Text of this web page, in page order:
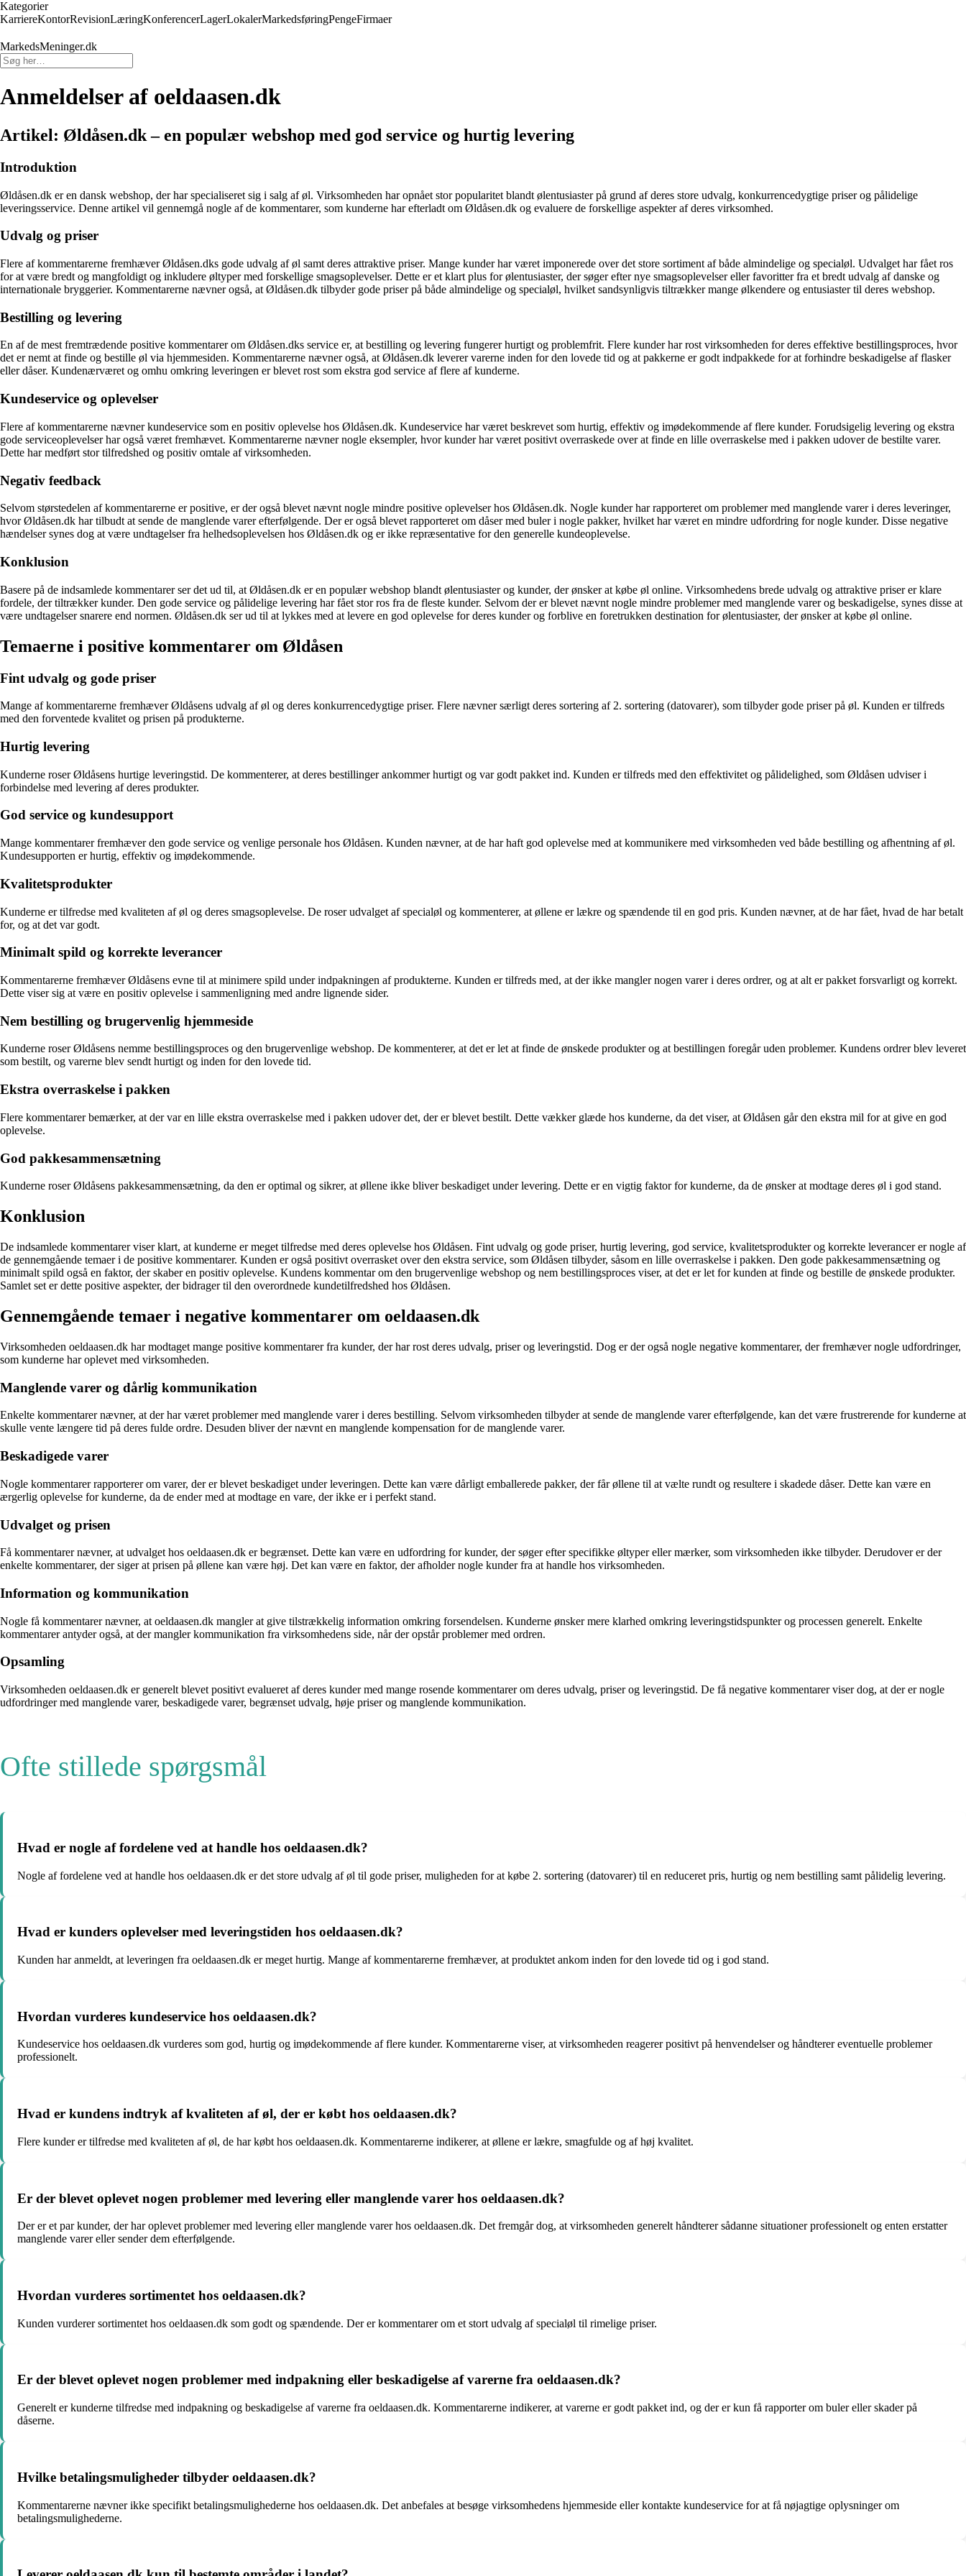
Kategorier
KarriereKontorRevisionLæringKonferencerLagerLokalerMarkedsføringPengeFirmaer
MarkedsMeninger.dk
Anmeldelser af oeldaasen.dk
Artikel: Øldåsen.dk – en populær webshop med god service og hurtig levering
Introduktion
Øldåsen.dk er en dansk webshop, der har specialiseret sig i salg af øl. Virksomheden har opnået stor popularitet blandt ølentusiaster på grund af deres store udvalg, konkurrencedygtige priser og pålidelige
leveringsservice. Denne artikel vil gennemgå nogle af de kommentarer, som kunderne har efterladt om Øldåsen.dk og evaluere de forskellige aspekter af deres virksomhed.
Udvalg og priser
Flere af kommentarerne fremhæver Øldåsen.dks gode udvalg af øl samt deres attraktive priser. Mange kunder har været imponerede over det store sortiment af både almindelige og specialøl. Udvalget har fået ros
for at være bredt og mangfoldigt og inkludere øltyper med forskellige smagsoplevelser. Dette er et klart plus for ølentusiaster, der søger efter nye smagsoplevelser eller favoritter fra et bredt udvalg af danske og
internationale bryggerier. Kommentarerne nævner også, at Øldåsen.dk tilbyder gode priser på både almindelige og specialøl, hvilket sandsynligvis tiltrækker mange ølkendere og entusiaster til deres webshop.
Bestilling og levering
En af de mest fremtrædende positive kommentarer om Øldåsen.dks service er, at bestilling og levering fungerer hurtigt og problemfrit. Flere kunder har rost virksomheden for deres effektive bestillingsproces, hvor
det er nemt at finde og bestille øl via hjemmesiden. Kommentarerne nævner også, at Øldåsen.dk leverer varerne inden for den lovede tid og at pakkerne er godt indpakkede for at forhindre beskadigelse af flasker
eller dåser. Kundenærværet og omhu omkring leveringen er blevet rost som ekstra god service af flere af kunderne.
Kundeservice og oplevelser
Flere af kommentarerne nævner kundeservice som en positiv oplevelse hos Øldåsen.dk. Kundeservice har været beskrevet som hurtig, effektiv og imødekommende af flere kunder. Forudsigelig levering og ekstra
gode serviceoplevelser har også været fremhævet. Kommentarerne nævner nogle eksempler, hvor kunder har været positivt overraskede over at finde en lille overraskelse med i pakken udover de bestilte varer.
Dette har medført stor tilfredshed og positiv omtale af virksomheden.
Negativ feedback
Selvom størstedelen af kommentarerne er positive, er der også blevet nævnt nogle mindre positive oplevelser hos Øldåsen.dk. Nogle kunder har rapporteret om problemer med manglende varer i deres leveringer,
hvor Øldåsen.dk har tilbudt at sende de manglende varer efterfølgende. Der er også blevet rapporteret om dåser med buler i nogle pakker, hvilket har været en mindre udfordring for nogle kunder. Disse negative
hændelser synes dog at være undtagelser fra helhedsoplevelsen hos Øldåsen.dk og er ikke repræsentative for den generelle kundeoplevelse.
Konklusion
Basere på de indsamlede kommentarer ser det ud til, at Øldåsen.dk er en populær webshop blandt ølentusiaster og kunder, der ønsker at købe øl online. Virksomhedens brede udvalg og attraktive priser er klare
fordele, der tiltrækker kunder. Den gode service og pålidelige levering har fået stor ros fra de fleste kunder. Selvom der er blevet nævnt nogle mindre problemer med manglende varer og beskadigelse, synes disse at
være undtagelser snarere end normen. Øldåsen.dk ser ud til at lykkes med at levere en god oplevelse for deres kunder og forblive en foretrukken destination for ølentusiaster, der ønsker at købe øl online.
Temaerne i positive kommentarer om Øldåsen
Fint udvalg og gode priser
Mange af kommentarerne fremhæver Øldåsens udvalg af øl og deres konkurrencedygtige priser. Flere nævner særligt deres sortering af 2. sortering (datovarer), som tilbyder gode priser på øl. Kunden er tilfreds
med den forventede kvalitet og prisen på produkterne.
Hurtig levering
Kunderne roser Øldåsens hurtige leveringstid. De kommenterer, at deres bestillinger ankommer hurtigt og var godt pakket ind. Kunden er tilfreds med den effektivitet og pålidelighed, som Øldåsen udviser i
forbindelse med levering af deres produkter.
God service og kundesupport
Mange kommentarer fremhæver den gode service og venlige personale hos Øldåsen. Kunden nævner, at de har haft god oplevelse med at kommunikere med virksomheden ved både bestilling og afhentning af øl.
Kundesupporten er hurtig, effektiv og imødekommende.
Kvalitetsprodukter
Kunderne er tilfredse med kvaliteten af øl og deres smagsoplevelse. De roser udvalget af specialøl og kommenterer, at øllene er lækre og spændende til en god pris. Kunden nævner, at de har fået, hvad de har betalt
for, og at det var godt.
Minimalt spild og korrekte leverancer
Kommentarerne fremhæver Øldåsens evne til at minimere spild under indpakningen af produkterne. Kunden er tilfreds med, at der ikke mangler nogen varer i deres ordrer, og at alt er pakket forsvarligt og korrekt.
Dette viser sig at være en positiv oplevelse i sammenligning med andre lignende sider.
Nem bestilling og brugervenlig hjemmeside
Kunderne roser Øldåsens nemme bestillingsproces og den brugervenlige webshop. De kommenterer, at det er let at finde de ønskede produkter og at bestillingen foregår uden problemer. Kundens ordrer blev leveret
som bestilt, og varerne blev sendt hurtigt og inden for den lovede tid.
Ekstra overraskelse i pakken
Flere kommentarer bemærker, at der var en lille ekstra overraskelse med i pakken udover det, der er blevet bestilt. Dette vækker glæde hos kunderne, da det viser, at Øldåsen går den ekstra mil for at give en god
oplevelse.
God pakkesammensætning
Kunderne roser Øldåsens pakkesammensætning, da den er optimal og sikrer, at øllene ikke bliver beskadiget under levering. Dette er en vigtig faktor for kunderne, da de ønsker at modtage deres øl i god stand.
Konklusion
De indsamlede kommentarer viser klart, at kunderne er meget tilfredse med deres oplevelse hos Øldåsen. Fint udvalg og gode priser, hurtig levering, god service, kvalitetsprodukter og korrekte leverancer er nogle af
de gennemgående temaer i de positive kommentarer. Kunden er også positivt overrasket over den ekstra service, som Øldåsen tilbyder, såsom en lille overraskelse i pakken. Den gode pakkesammensætning og
minimalt spild også en faktor, der skaber en positiv oplevelse. Kundens kommentar om den brugervenlige webshop og nem bestillingsproces viser, at det er let for kunden at finde og bestille de ønskede produkter.
Samlet set er dette positive aspekter, der bidrager til den overordnede kundetilfredshed hos Øldåsen.
Gennemgående temaer i negative kommentarer om oeldaasen.dk
Virksomheden oeldaasen.dk har modtaget mange positive kommentarer fra kunder, der har rost deres udvalg, priser og leveringstid. Dog er der også nogle negative kommentarer, der fremhæver nogle udfordringer,
som kunderne har oplevet med virksomheden.
Manglende varer og dårlig kommunikation
Enkelte kommentarer nævner, at der har været problemer med manglende varer i deres bestilling. Selvom virksomheden tilbyder at sende de manglende varer efterfølgende, kan det være frustrerende for kunderne at
skulle vente længere tid på deres fulde ordre. Desuden bliver der nævnt en manglende kompensation for de manglende varer.
Beskadigede varer
Nogle kommentarer rapporterer om varer, der er blevet beskadiget under leveringen. Dette kan være dårligt emballerede pakker, der får øllene til at vælte rundt og resultere i skadede dåser. Dette kan være en
ærgerlig oplevelse for kunderne, da de ender med at modtage en vare, der ikke er i perfekt stand.
Udvalget og prisen
Få kommentarer nævner, at udvalget hos oeldaasen.dk er begrænset. Dette kan være en udfordring for kunder, der søger efter specifikke øltyper eller mærker, som virksomheden ikke tilbyder. Derudover er der
enkelte kommentarer, der siger at prisen på øllene kan være høj. Det kan være en faktor, der afholder nogle kunder fra at handle hos virksomheden.
Information og kommunikation
Nogle få kommentarer nævner, at oeldaasen.dk mangler at give tilstrækkelig information omkring forsendelsen. Kunderne ønsker mere klarhed omkring leveringstidspunkter og processen generelt. Enkelte
kommentarer antyder også, at der mangler kommunikation fra virksomhedens side, når der opstår problemer med ordren.
Opsamling
Virksomheden oeldaasen.dk er generelt blevet positivt evalueret af deres kunder med mange rosende kommentarer om deres udvalg, priser og leveringstid. De få negative kommentarer viser dog, at der er nogle
udfordringer med manglende varer, beskadigede varer, begrænset udvalg, høje priser og manglende kommunikation.
Ofte stillede spørgsmål
Hvad er nogle af fordelene ved at handle hos oeldaasen.dk?
Nogle af fordelene ved at handle hos oeldaasen.dk er det store udvalg af øl til gode priser, muligheden for at købe 2. sortering (datovarer) til en reduceret pris, hurtig og nem bestilling samt pålidelig levering.
Hvad er kunders oplevelser med leveringstiden hos oeldaasen.dk?
Kunden har anmeldt, at leveringen fra oeldaasen.dk er meget hurtig. Mange af kommentarerne fremhæver, at produktet ankom inden for den lovede tid og i god stand.
Hvordan vurderes kundeservice hos oeldaasen.dk?
Kundeservice hos oeldaasen.dk vurderes som god, hurtig og imødekommende af flere kunder. Kommentarerne viser, at virksomheden reagerer positivt på henvendelser og håndterer eventuelle problemer
professionelt.
Hvad er kundens indtryk af kvaliteten af øl, der er købt hos oeldaasen.dk?
Flere kunder er tilfredse med kvaliteten af øl, de har købt hos oeldaasen.dk. Kommentarerne indikerer, at øllene er lækre, smagfulde og af høj kvalitet.
Er der blevet oplevet nogen problemer med levering eller manglende varer hos oeldaasen.dk?
Der er et par kunder, der har oplevet problemer med levering eller manglende varer hos oeldaasen.dk. Det fremgår dog, at virksomheden generelt håndterer sådanne situationer professionelt og enten erstatter
manglende varer eller sender dem efterfølgende.
Hvordan vurderes sortimentet hos oeldaasen.dk?
Kunden vurderer sortimentet hos oeldaasen.dk som godt og spændende. Der er kommentarer om et stort udvalg af specialøl til rimelige priser.
Er der blevet oplevet nogen problemer med indpakning eller beskadigelse af varerne fra oeldaasen.dk?
Generelt er kunderne tilfredse med indpakning og beskadigelse af varerne fra oeldaasen.dk. Kommentarerne indikerer, at varerne er godt pakket ind, og der er kun få rapporter om buler eller skader på
dåserne.
Hvilke betalingsmuligheder tilbyder oeldaasen.dk?
Kommentarerne nævner ikke specifikt betalingsmulighederne hos oeldaasen.dk. Det anbefales at besøge virksomhedens hjemmeside eller kontakte kundeservice for at få nøjagtige oplysninger om
betalingsmulighederne.